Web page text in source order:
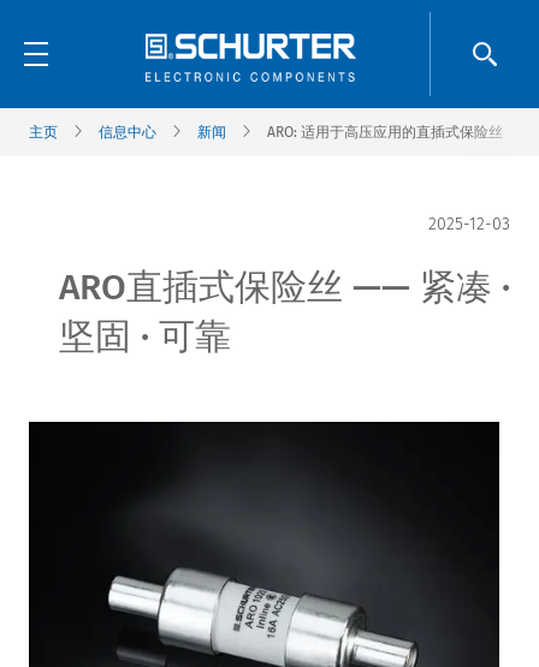
主页 信息中心 新闻 ARO: 适用于高压应用的直插式保险丝
2025-12-03
ARO直插式保险丝 —— 紧凑 ·
坚固 · 可靠